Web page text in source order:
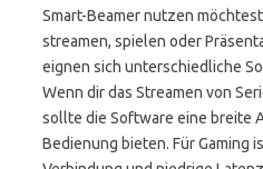
Smart-Beamer nutzen
streamen, spielen oder
eignen sich unterschiedliche
Wenn dir das Streamen von
sollte die Software eine breite
Bedienung bieten. Für Gaming